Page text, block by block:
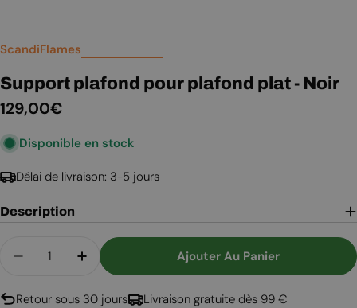
ScandiFlames
Support plafond pour plafond plat - Noir
Prix
régulier
129,00€
Disponible en stock
Délai de livraison: 3-5 jours
Description
Diminuer La Quantité Pour Support Plafond
Augmenter La Quantité Pour Support
Ajouter Au Panier
Retour sous 30 jours
Livraison gratuite dès 99 €